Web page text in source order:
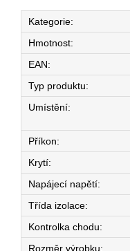
Kategorie:
Hmotnost:
EAN:
Typ produktu:
Umístění:
Příkon:
Krytí:
Napájecí napětí:
Třída izolace:
Kontrolka chodu:
Rozměr výrobku: